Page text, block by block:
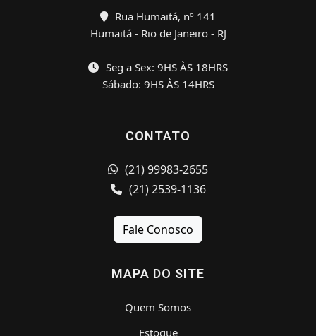
Rua Humaitá, nº 141
Humaitá - Rio de Janeiro - RJ
Seg a Sex: 9HS ÀS 18HRS
Sábado: 9HS ÀS 14HRS
CONTATO
(21) 99983-2655
(21) 2539-1136
Fale Conosco
MAPA DO SITE
Quem Somos
Estoque